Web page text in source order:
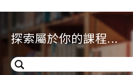
探索屬於你的課程...